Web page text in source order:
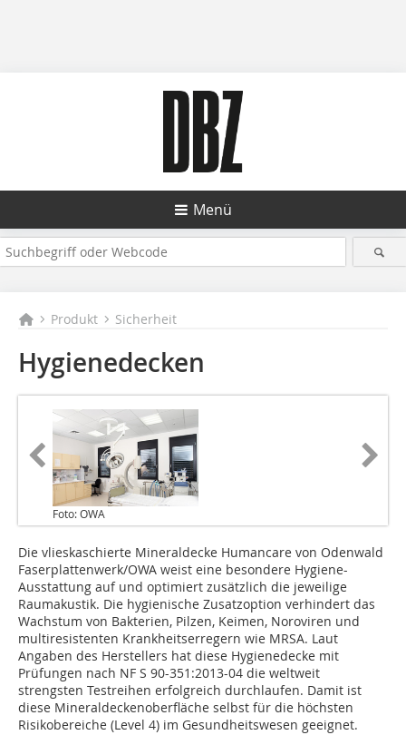
Menü
Produkt Sicherheit
Hygienedecken
Foto: OWA
Die vlieskaschierte Mineraldecke Humancare von Odenwald
Faserplattenwerk/OWA weist eine besondere Hygiene-
Ausstattung auf und optimiert zusätzlich die jeweilige
Raumakustik. Die hygienische Zusatzoption verhindert das
Wachstum von Bakterien, Pilzen, Keimen, Noroviren und
multiresistenten Krankheitserregern wie MRSA. Laut
Angaben des Herstellers hat diese Hygienedecke mit
Prüfungen nach NF S 90-351:2013-04 die weltweit
strengsten Testreihen erfolgreich durchlaufen. Damit ist
diese Mineraldeckenoberfläche selbst für die höchs­ten
Risikobereiche (Level 4) im Gesundheitswesen geeignet.